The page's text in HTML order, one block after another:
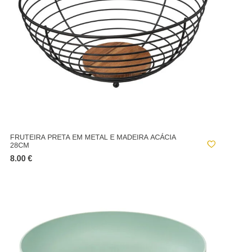
FRUTEIRA PRETA EM METAL E MADEIRA ACÁCIA
28CM
8.00 €